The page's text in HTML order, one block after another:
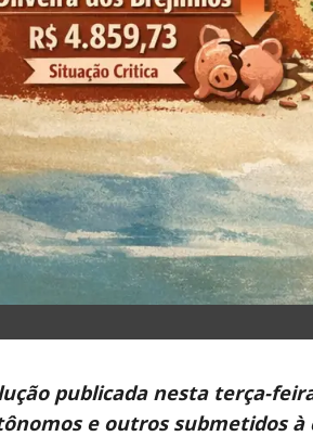
publicada nesta terça-
e outros submetidos